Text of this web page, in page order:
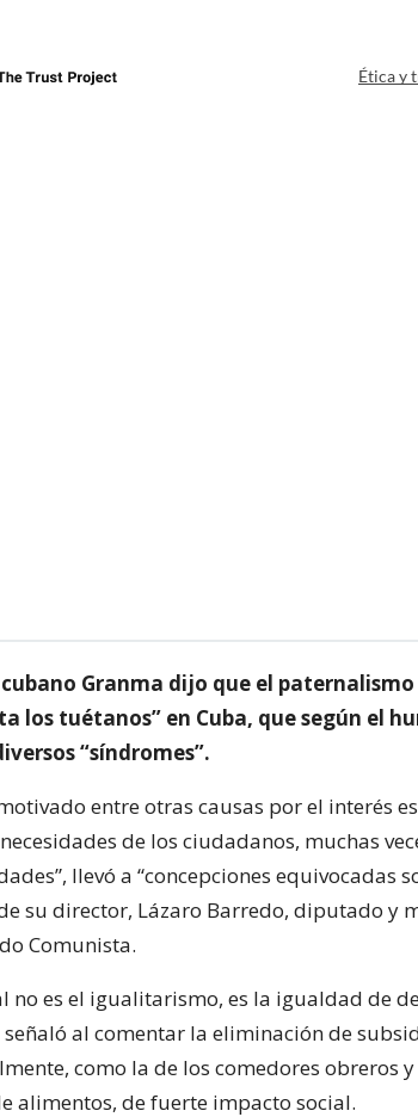
Ética y
Granma dijo que el
los tuétanos” en Cuba, que según el
“síndromes”.
entre otras causas por el interés
de los ciudadanos, muchas
llevó a “concepciones equivocadas
su director, Lázaro Barredo, diputado y
Comunista.
no es el igualitarismo, es la igualdad de
al comentar la eliminación de
como la de los comedores obreros
alimentos, de fuerte impacto social.